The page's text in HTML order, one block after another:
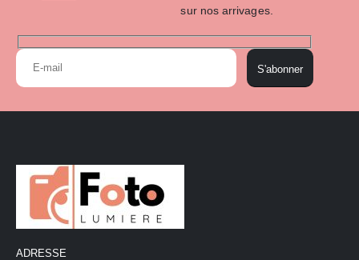
sur nos arrivages.
S'abonner
ADRESSE